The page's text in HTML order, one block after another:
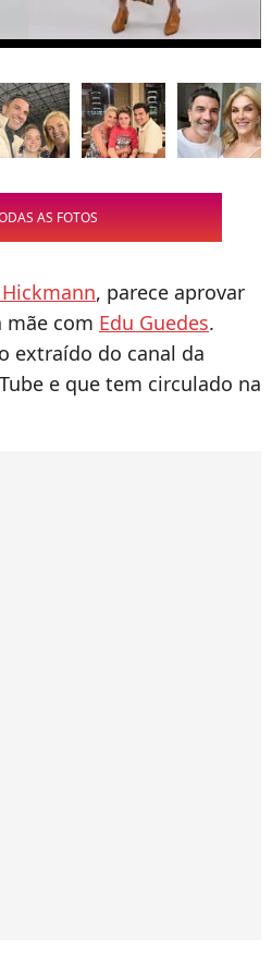
AS FOTOS
, parece aprovar
mãe com Edu Guedes.
extraído do canal da
e que tem circulado na